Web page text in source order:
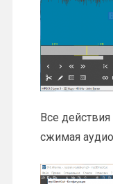
Все
сжимая